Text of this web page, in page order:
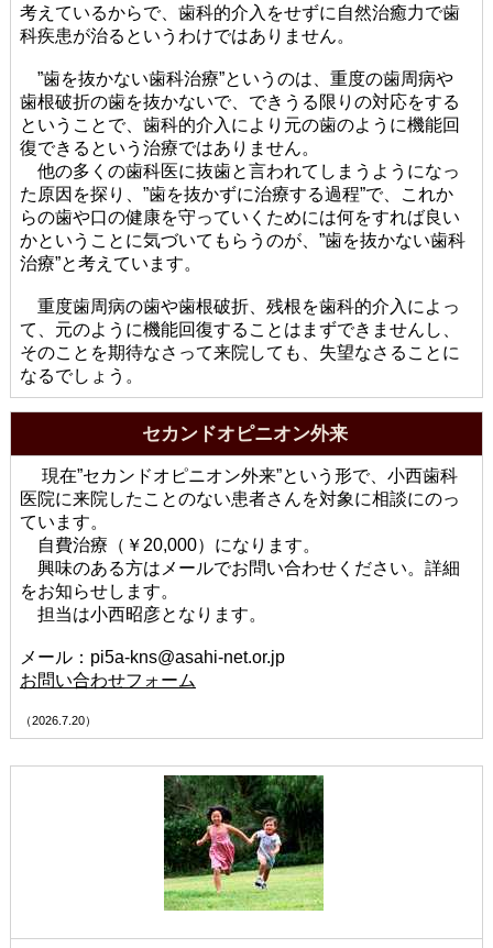
考えているからで、歯科的介入をせずに自然治癒力で歯
科疾患が治るというわけではありません。
”歯を抜かない歯科治療”というのは、重度の歯周病や
歯根破折の歯を抜かないで、できうる限りの対応をする
ということで、歯科的介入により元の歯のように機能回
復できるという治療ではありません。
他の多くの歯科医に抜歯と言われてしまうようになっ
た原因を探り、”歯を抜かずに治療する過程”で、これか
らの歯や口の健康を守っていくためには何をすれば良い
かということに気づいてもらうのが、”歯を抜かない歯科
治療”と考えています。
重度歯周病の歯や歯根破折、残根を歯科的介入によっ
て、元のように機能回復することはまずできませんし、
そのことを期待なさって来院しても、失望なさることに
なるでしょう。
セカンドオピニオン外来
現在”セカンドオピニオン外来”という形で、小西歯科
医院に来院したことのない患者さんを対象に相談にのっ
ています。
自費治療（￥20,000）になります。
興味のある方はメールでお問い合わせください。詳細
をお知らせします。
担当は小西昭彦となります。
メール：pi5a-kns@asahi-net.or.jp
お問い合わせフォーム
（2026.7.20）